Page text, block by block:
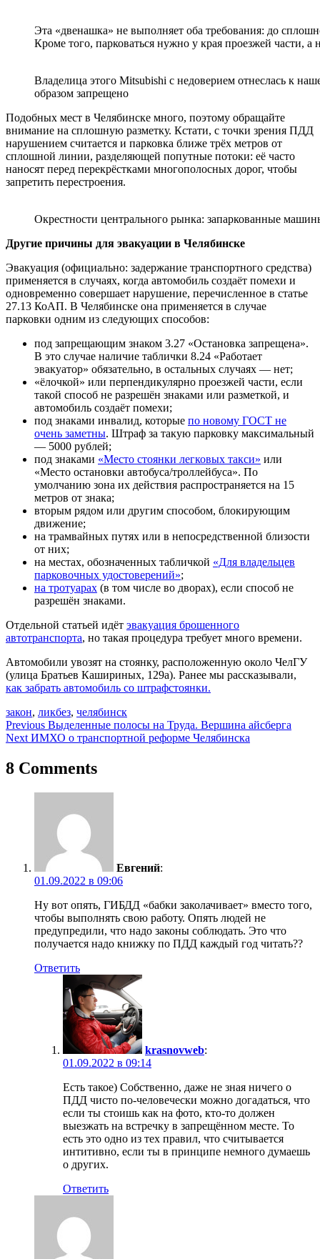
Эта «двенашка» не выполняет оба требования: до
Кроме того, парковаться нужно у края проезжей части, а
Владелица этого Mitsubishi с недоверием отнеслась к
образом запрещено
Подобных мест в Челябинске много, поэтому обращайте
внимание на сплошную разметку. Кстати, с точки зрения ПДД
нарушением считается и парковка ближе трёх метров от
сплошной линии, разделяющей попутные потоки: её часто
наносят перед перекрёстками многополосных дорог, чтобы
запретить перестроения.
Окрестности центрального рынка: запаркованные
Другие причины для эвакуации в Челябинске
Эвакуация (официально: задержание транспортного средства)
применяется в случаях, когда автомобиль создаёт помехи и
одновременно совершает нарушение, перечисленное в статье
27.13 КоАП. В Челябинске она применяется в случае
парковки одним из следующих способов:
под запрещающим знаком 3.27 «Остановка запрещена».
В это случае наличие таблички 8.24 «Работает
эвакуатор» обязательно, в остальных случаях — нет;
«ёлочкой» или перпендикулярно проезжей части, если
такой способ не разрешён знаками или разметкой, и
автомобиль создаёт помехи;
под знаками инвалид, которые по новому ГОСТ не
очень заметны. Штраф за такую парковку максимальный
— 5000 рублей;
под знаками «Место стоянки легковых такси» или
«Место остановки автобуса/троллейбуса». По
умолчанию зона их действия распространяется на 15
метров от знака;
вторым рядом или другим способом, блокирующим
движение;
на трамвайных путях или в непосредственной близости
от них;
на местах, обозначенных табличкой «Для владельцев
парковочных удостоверений»;
на тротуарах (в том числе во дворах), если способ не
разрешён знаками.
Отдельной статьей идёт эвакуация брошенного
автотранспорта, но такая процедура требует много времени.
Автомобили увозят на стоянку, расположенную около ЧелГУ
(улица Братьев Кашириных, 129а). Ранее мы рассказывали,
как забрать автомобиль со штрафстоянки.
закон, ликбез, челябинск
Навигация
по
записям
Previous Выделенные полосы на Труда. Вершина айсберга
Next ИМХО о транспортной реформе Челябинска
8 Comments
Евгений:
01.09.2022 в 09:06
Ну вот опять, ГИБДД «бабки заколачивает» вместо того,
чтобы выполнять свою работу. Опять людей не
предупредили, что надо законы соблюдать. Это что
получается надо книжку по ПДД каждый год читать??
Ответить
krasnovweb:
01.09.2022 в 09:14
Есть такое) Собственно, даже не зная ничего о
ПДД чисто по-человечески можно догадаться, что
если ты стоишь как на фото, кто-то должен
выезжать на встречку в запрещённом месте. То
есть это одно из тех правил, что считывается
интитивно, если ты в принципе немного думаешь
о других.
Ответить